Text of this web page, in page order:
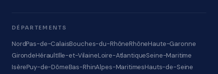
DÉPARTEMENTS
NordPas-de-CalaisBouches-du-RhôneRhôneHaute-Garonne
GirondeHéraultIlle-et-VilaineLoire-AtlantiqueSeine-Maritime
IsèrePuy-de-DômeBas-RhinAlpes-MaritimesHauts-de-Seine